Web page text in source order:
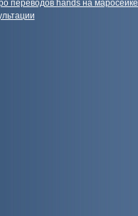
переводов hands на